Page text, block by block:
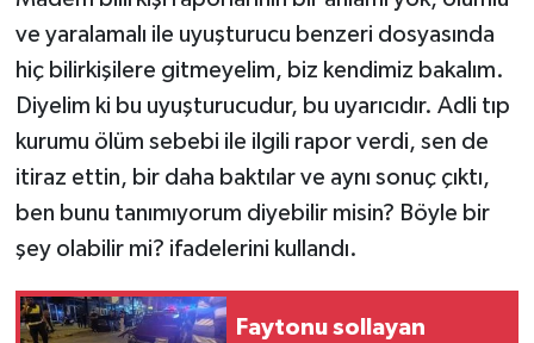
ve yaralamalı ile uyuşturucu benzeri dosyasında
hiç bilirkişilere gitmeyelim, biz kendimiz bakalım.
Diyelim ki bu uyuşturucudur, bu uyarıcıdır. Adli tıp
kurumu ölüm sebebi ile ilgili rapor verdi, sen de
itiraz ettin, bir daha baktılar ve aynı sonuç çıktı,
ben bunu tanımıyorum diyebilir misin? Böyle bir
şey olabilir mi? ifadelerini kullandı.
Faytonu sollayan